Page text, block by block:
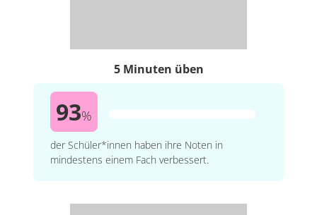
5 Minuten üben
93%
der Schüler*innen haben ihre Noten in
mindestens einem Fach verbessert.